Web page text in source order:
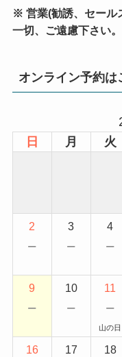
※ 営業(勧誘、セール
一切、ご遠慮下さい。
オンライン予約
日 月 火
2
−
3
−
4
−
9
−
10
−
11
−
山の日
16 17 18